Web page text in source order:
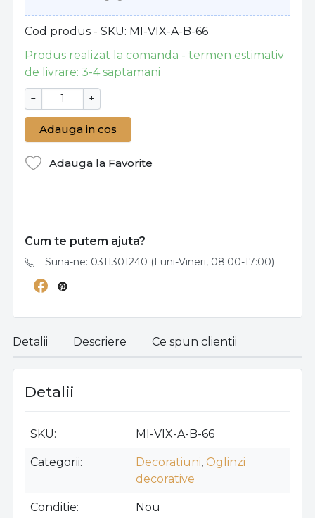
Cod produs - SKU MI-VIX-A-B-66
Produs realizat la comanda - termen estimativ
de livrare: 3-4 saptamani
− +
Adauga in cos
Adauga la Favorite
Cum te putem ajuta?
Suna-ne: 0311301240 (Luni-Vineri, 08:00-17:00)
Detalii Descriere Ce spun clientii
Detalii
SKU MI-VIX-A-B-66
Categorii Decoratiuni, Oglinzi
decorative
Conditie Nou